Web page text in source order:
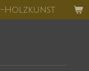
Holzkunst